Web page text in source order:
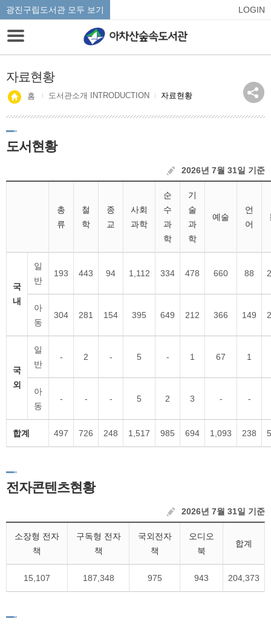
광진구립도서관 모두 보기 LOGIN
자료현황
홈 도서관소개 INTRODUCTION 자료현황
도서현황
2026년 7월 31일 기준
총
류
철
학
종
교
사회
과학
순
수
과
학
기
술
과
학
예술
언
어
국
내
일
반
193 443 94 1,112 334 478 660 88
아
동
304 281 154 395 649 212 366 149
국
외
일
반
- 2 - 5 - 1 67 1
아
동
- - - 5 2 3 - -
합계 497 726 248 1,517 985 694 1,093 238
전자콘텐츠현황
2026년 7월 31일 기준
소장형 전자
책
구독형 전자
책
국외전자
책
오디오
북
합계
15,107 187,348 975 943 204,373